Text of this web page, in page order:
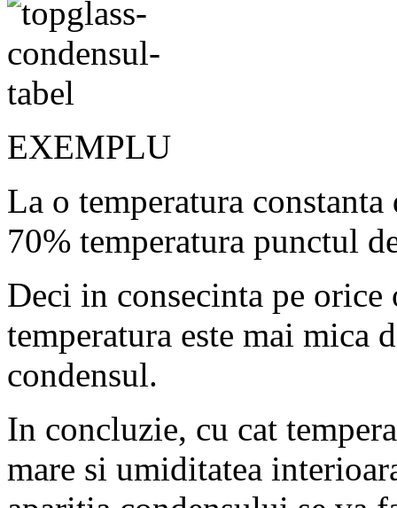
EXEMPLU
La o temperatura
70% temperatura punctul
Deci in consecinta pe
temperatura este mai mica
condensul.
In concluzie, cu cat
mare si umiditatea